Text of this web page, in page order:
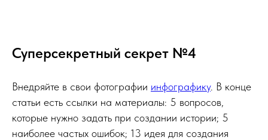
Суперсекретный секрет №4
Внедряйте в свои фотографии инфографику. В конце
статьи есть ссылки на материалы: 5 вопросов,
которые нужно задать при создании истории; 5
наиболее частых ошибок; 13 идея для создания